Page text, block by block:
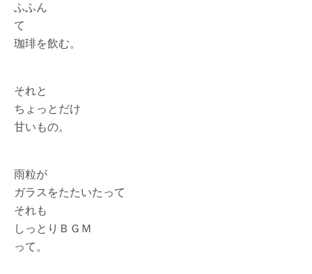
ふふん
て
珈琲を飲む。
それと
ちょっとだけ
甘いもの。
雨粒が
ガラスをたたいたって
それも
しっとりＢＧＭ
って。